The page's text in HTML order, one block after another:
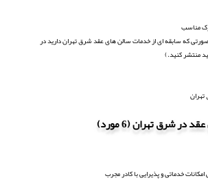
مناسب
که سابقه ای از خدمات سالن های عقد شرق تهران دارید در
منتشر کنید.)
در شرق تهران (6 مورد)
خدماتی و پذیرایی با کادر مجرب